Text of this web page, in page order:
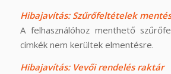
Hibajavítás: Szűrőfeltételek
A felhasználóhoz menthető
címkék nem kerültek elmentésre.
Hibajavítás: Vevői rendelés raktár